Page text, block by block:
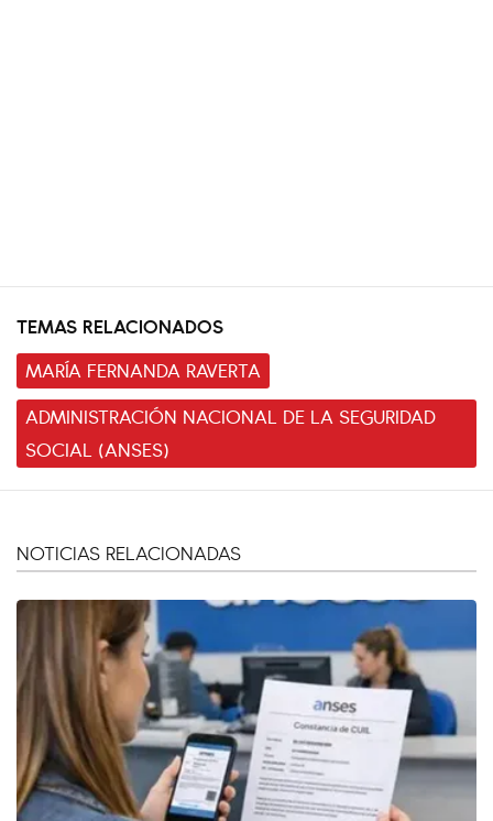
TEMAS RELACIONADOS
MARÍA FERNANDA RAVERTA
ADMINISTRACIÓN NACIONAL DE LA SEGURIDAD
SOCIAL (ANSES)
NOTICIAS RELACIONADAS